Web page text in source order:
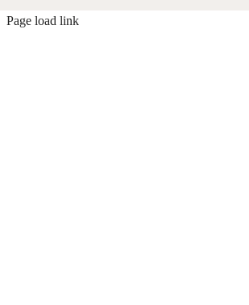
Page load link